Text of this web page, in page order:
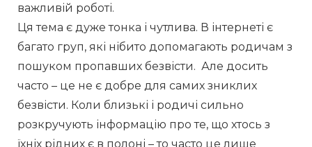
важливій роботі.
Ця тема є дуже тонка і чутлива. В інтернеті є
багато груп, які нібито допомагають родичам з
пошуком пропавших безвісти.  Але досить
часто – це не є добре для самих зниклих
безвісти. Коли близькі і родичі сильно
розкручують інформацію про те, що хтось з
їхніх рідних є в полоні – то часто це лише